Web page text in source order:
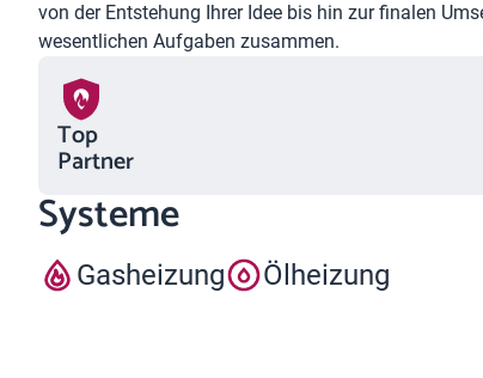
von der Entstehung Ihrer Idee bis hin zur finalen
wesentlichen Aufgaben zusammen.
Top
Partner
Systeme
Gasheizung Ölheizung